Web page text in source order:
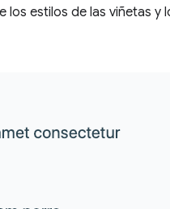
estilos de las viñetas y